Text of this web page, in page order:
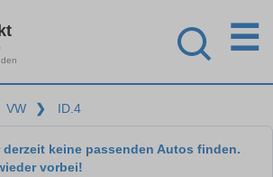
☰
VW ❯ ID.4
keine passenden Autos finden.
vorbei!